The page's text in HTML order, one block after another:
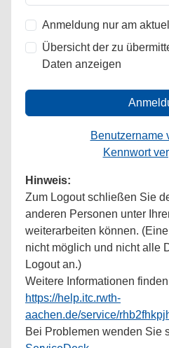
Anmeldung nur am
Übersicht der zu
Daten anzeigen
Benutzername
Kennwort
Hinweis:
Zum Logout schließen Sie
anderen Personen unter
weiterarbeiten können.
nicht möglich und nicht alle
Logout an.)
Weitere Informationen
https://help.itc.rwth-
aachen.de/service/
Bei Problemen wenden Sie